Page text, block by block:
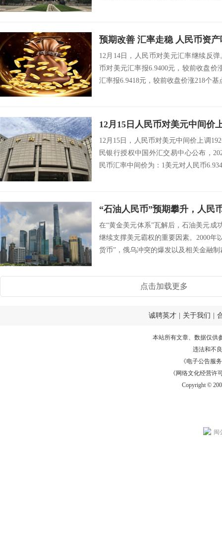
预期改善 汇率走稳 人民币资
12月14日，人民币对美元汇率继续反
币对美元汇率报6.9400元，较前收盘价
汇率报6.9418元，较前收盘价涨218个
12月15日人民币对美元中间价
12月15日，人民币对美元中间价上调
民银行授权中国外汇交易中心公布，
民币汇率中间价为：1美元对人民币
“石油人民币”预期攀升，人民
在“黄金美元体系”瓦解后，石油美元成
继续支撑美元霸权的重要因素。2000年
货币”，俄乌冲突的爆发以及相关金融
点击加载更多
诚聘英才 关于我们
本站所有文章、数据仅供
违法和不
《电子公告服务
《网络文化经营许
Copyright ©
闽